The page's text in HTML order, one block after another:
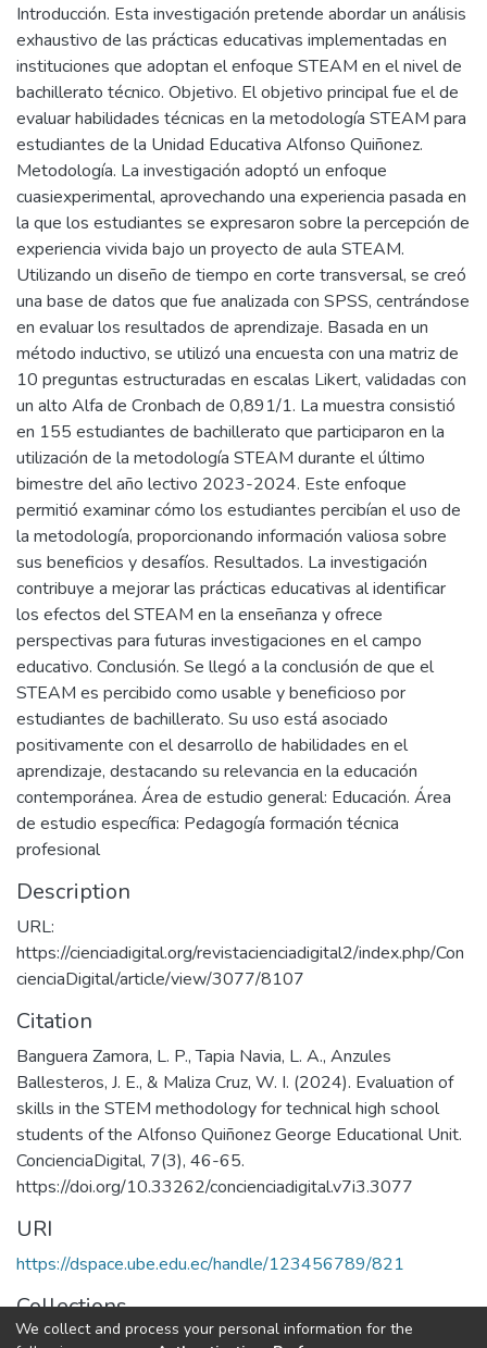
Introducción. Esta investigación pretende abordar un análisis
exhaustivo de las prácticas educativas implementadas en
instituciones que adoptan el enfoque STEAM en el nivel de
bachillerato técnico. Objetivo. El objetivo principal fue el de
evaluar habilidades técnicas en la metodología STEAM para
estudiantes de la Unidad Educativa Alfonso Quiñonez.
Metodología. La investigación adoptó un enfoque
cuasiexperimental, aprovechando una experiencia pasada en
la que los estudiantes se expresaron sobre la percepción de
experiencia vivida bajo un proyecto de aula STEAM.
Utilizando un diseño de tiempo en corte transversal, se creó
una base de datos que fue analizada con SPSS, centrándose
en evaluar los resultados de aprendizaje. Basada en un
método inductivo, se utilizó una encuesta con una matriz de
10 preguntas estructuradas en escalas Likert, validadas con
un alto Alfa de Cronbach de 0,891/1. La muestra consistió
en 155 estudiantes de bachillerato que participaron en la
utilización de la metodología STEAM durante el último
bimestre del año lectivo 2023-2024. Este enfoque
permitió examinar cómo los estudiantes percibían el uso de
la metodología, proporcionando información valiosa sobre
sus beneficios y desafíos. Resultados. La investigación
contribuye a mejorar las prácticas educativas al identificar
los efectos del STEAM en la enseñanza y ofrece
perspectivas para futuras investigaciones en el campo
educativo. Conclusión. Se llegó a la conclusión de que el
STEAM es percibido como usable y beneficioso por
estudiantes de bachillerato. Su uso está asociado
positivamente con el desarrollo de habilidades en el
aprendizaje, destacando su relevancia en la educación
contemporánea. Área de estudio general: Educación. Área
de estudio específica: Pedagogía formación técnica
profesional
Description
URL:
https://cienciadigital.org/revistacienciadigital2/index.php/Con
cienciaDigital/article/view/3077/8107
Citation
Banguera Zamora, L. P., Tapia Navia, L. A., Anzules
Ballesteros, J. E., & Maliza Cruz, W. I. (2024). Evaluation of
skills in the STEM methodology for technical high school
students of the Alfonso Quiñonez George Educational Unit.
ConcienciaDigital, 7(3), 46-65.
https://doi.org/10.33262/concienciadigital.v7i3.3077
URI
https://dspace.ube.edu.ec/handle/123456789/821
Collections
Artículos Científicos
We collect and process your personal information for the